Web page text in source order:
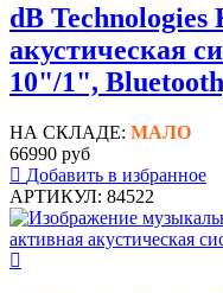
dB
акустическая
10"/1",
НА СКЛАДЕ: МАЛО
66990 руб
Добавить в избранное
АРТИКУЛ: 84522